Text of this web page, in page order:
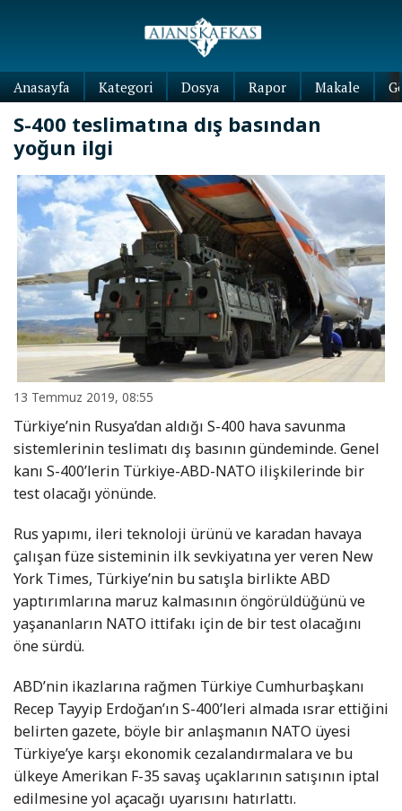
Anasayfa Kategori Dosya Rapor Makale
S-400 teslimatına dış basından
yoğun ilgi
13 Temmuz 2019, 08:55
Türkiye’nin Rusya’dan aldığı S-400 hava savunma
sistemlerinin teslimatı dış basının gündeminde. Genel
kanı S-400’lerin Türkiye-ABD-NATO ilişkilerinde bir
test olacağı yönünde.
Rus yapımı, ileri teknoloji ürünü ve karadan havaya
çalışan füze sisteminin ilk sevkiyatına yer veren New
York Times, Türkiye’nin bu satışla birlikte ABD
yaptırımlarına maruz kalmasının öngörüldüğünü ve
yaşananların NATO ittifakı için de bir test olacağını
öne sürdü.
ABD’nin ikazlarına rağmen Türkiye Cumhurbaşkanı
Recep Tayyip Erdoğan’ın S-400’leri almada ısrar ettiğini
belirten gazete, böyle bir anlaşmanın NATO üyesi
Türkiye’ye karşı ekonomik cezalandırmalara ve bu
ülkeye Amerikan F-35 savaş uçaklarının satışının iptal
edilmesine yol açacağı uyarısını hatırlattı.